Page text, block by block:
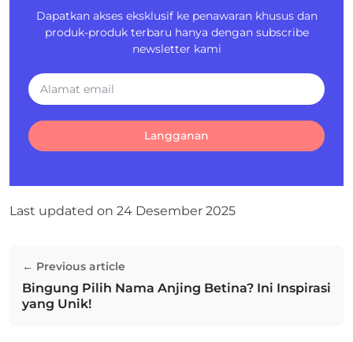
Dapatkan akses eksklusif ke penawaran khusus dan
produk-produk terbaru hanya dengan subscribe
newsletter kami
Langganan
Last updated on 24 Desember 2025
pos← Previous article
Previous post:
Bingung Pilih Nama Anjing Betina? Ini Inspirasi
yang Unik!